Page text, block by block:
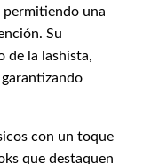
una
Su
de la lashista,
con un toque
que destaquen